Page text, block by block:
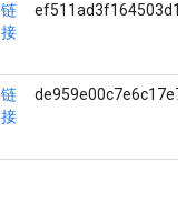
链
接
链
接